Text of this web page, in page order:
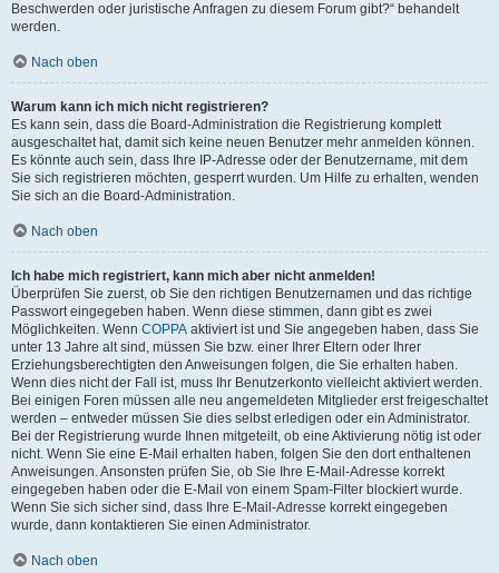
Beschwerden oder juristische Anfragen zu diesem Forum gibt?“ behandelt
werden.
Nach oben
Warum kann ich mich nicht registrieren?
Es kann sein, dass die Board-Administration die Registrierung komplett
ausgeschaltet hat, damit sich keine neuen Benutzer mehr anmelden können.
Es könnte auch sein, dass Ihre IP-Adresse oder der Benutzername, mit dem
Sie sich registrieren möchten, gesperrt wurden. Um Hilfe zu erhalten, wenden
Sie sich an die Board-Administration.
Nach oben
Ich habe mich registriert, kann mich aber nicht anmelden!
Überprüfen Sie zuerst, ob Sie den richtigen Benutzernamen und das richtige
Passwort eingegeben haben. Wenn diese stimmen, dann gibt es zwei
Möglichkeiten. Wenn COPPA aktiviert ist und Sie angegeben haben, dass Sie
unter 13 Jahre alt sind, müssen Sie bzw. einer Ihrer Eltern oder Ihrer
Erziehungsberechtigten den Anweisungen folgen, die Sie erhalten haben.
Wenn dies nicht der Fall ist, muss Ihr Benutzerkonto vielleicht aktiviert werden.
Bei einigen Foren müssen alle neu angemeldeten Mitglieder erst freigeschaltet
werden – entweder müssen Sie dies selbst erledigen oder ein Administrator.
Bei der Registrierung wurde Ihnen mitgeteilt, ob eine Aktivierung nötig ist oder
nicht. Wenn Sie eine E-Mail erhalten haben, folgen Sie den dort enthaltenen
Anweisungen. Ansonsten prüfen Sie, ob Sie Ihre E-Mail-Adresse korrekt
eingegeben haben oder die E-Mail von einem Spam-Filter blockiert wurde.
Wenn Sie sich sicher sind, dass Ihre E-Mail-Adresse korrekt eingegeben
wurde, dann kontaktieren Sie einen Administrator.
Nach oben